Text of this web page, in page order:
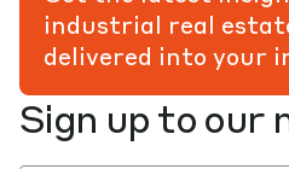
Sign up to our
industrial real
delivered into your